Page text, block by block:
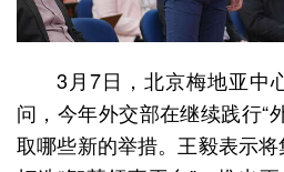
3月7日，北京梅地亚中
问，今年外交部在继续践行“
取哪些新的举措。王毅表示